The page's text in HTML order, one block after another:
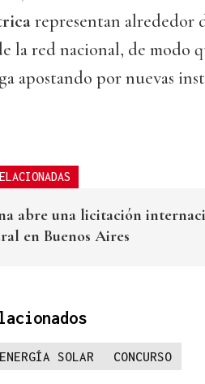
representan alrededor
la red nacional, de modo
apostando por nuevas
abre una licitación
en Buenos Aires
ENERGÍA SOLAR CONCURSO